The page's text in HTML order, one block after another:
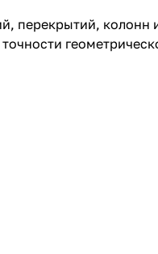
перекрытий, колонн